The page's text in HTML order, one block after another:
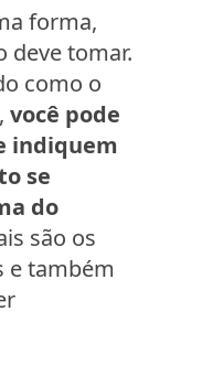
forma,
deve tomar.
como o
você pode
indiquem
se
do
são os
e também